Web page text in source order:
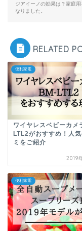
ジアイーノの効果は？家庭
なりました。
RELATED
便利家電
ワイヤレスベビーカメ
LTL2がおすすめ！人気
ミをご紹介
2019
便利家電